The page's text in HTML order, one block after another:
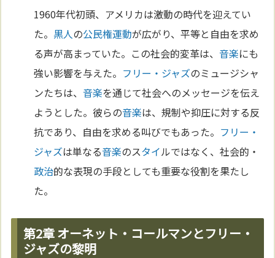
1960年代初頭、アメリカは激動の時代を迎えてい
た。 黒人の公民権運動が広がり、平等と自由を求め
る声が高まっていた。この社会的変革は、音楽にも
強い影響を与えた。 フリー・ジャズのミュージシャ
ンたちは、音楽を通じて社会へのメッセージを伝え
ようとした。彼らの音楽は、規制や抑圧に対する反
抗であり、自由を求める叫びでもあった。 フリー・
ジャズは単なる音楽のスタイルではなく、社会的・
政治的な表現の手段としても重要な役割を果たし
た。
第2章 オーネット・コールマンとフリー・
ジャズの黎明